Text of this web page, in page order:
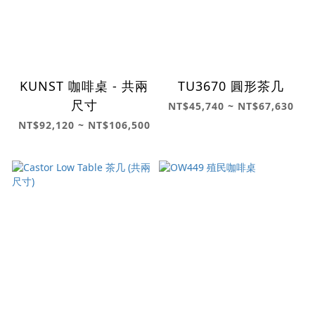
KUNST 咖啡桌 - 共兩
尺寸
NT$92,120 ~ NT$106,500
TU3670 圓形茶几
NT$45,740 ~ NT$67,630